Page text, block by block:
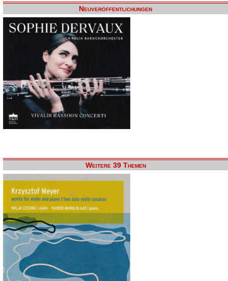
Neuveröffentlichungen
Weitere 39 Themen